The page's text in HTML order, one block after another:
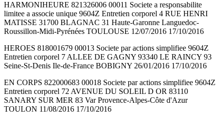
HARMONIHEURE 821326006 00011 Societe a responsabilite
limitee a associe unique 9604Z Entretien corporel 4 RUE HENRI
MATISSE 31700 BLAGNAC 31 Haute-Garonne Languedoc-
Roussillon-Midi-Pyrénées TOULOUSE 12/07/2016 17/10/2016
HEROES 818001679 00013 Societe par actions simplifiee 9604Z
Entretien corporel 7 ALLEE DE GAGNY 93340 LE RAINCY 93
Seine-St-Denis Ile-de-France BOBIGNY 26/01/2016 17/10/2016
EN CORPS 822000683 00018 Societe par actions simplifiee 9604Z
Entretien corporel 72 AVENUE DU SOLEIL D OR 83110
SANARY SUR MER 83 Var Provence-Alpes-Côte d'Azur
TOULON 11/08/2016 17/10/2016